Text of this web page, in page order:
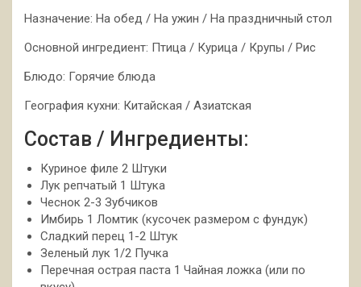
Назначение: На обед / На ужин / На праздничный стол
Основной ингредиент: Птица / Курица / Крупы / Рис
Блюдо: Горячие блюда
География кухни: Китайская / Азиатская
Состав / Ингредиенты:
Куриное филе 2 Штуки
Лук репчатый 1 Штука
Чеснок 2-3 Зубчиков
Имбирь 1 Ломтик (кусочек размером с фундук)
Сладкий перец 1-2 Штук
Зеленый лук 1/2 Пучка
Перечная острая паста 1 Чайная ложка (или по